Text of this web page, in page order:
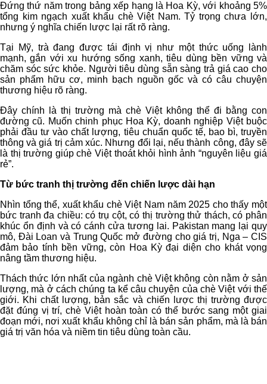
Đứng thứ năm trong bảng xếp hạng là Hoa Kỳ, với khoảng 5%
tổng kim ngạch xuất khẩu chè Việt Nam. Tỷ trọng chưa lớn,
nhưng ý nghĩa chiến lược lại rất rõ ràng.
Tại Mỹ, trà đang được tái định vị như một thức uống lành
mạnh, gắn với xu hướng sống xanh, tiêu dùng bền vững và
chăm sóc sức khỏe. Người tiêu dùng sẵn sàng trả giá cao cho
sản phẩm hữu cơ, minh bạch nguồn gốc và có câu chuyện
thương hiệu rõ ràng.
Đây chính là thị trường mà chè Việt không thể đi bằng con
đường cũ. Muốn chinh phục Hoa Kỳ, doanh nghiệp Việt buộc
phải đầu tư vào chất lượng, tiêu chuẩn quốc tế, bao bì, truyền
thông và giá trị cảm xúc. Nhưng đổi lại, nếu thành công, đây sẽ
là thị trường giúp chè Việt thoát khỏi hình ảnh “nguyên liệu giá
rẻ”.
Từ bức tranh thị trường đến chiến lược dài hạn
Nhìn tổng thể, xuất khẩu chè Việt Nam năm 2025 cho thấy một
bức tranh đa chiều: có trụ cột, có thị trường thử thách, có phân
khúc ổn định và có cánh cửa tương lai. Pakistan mang lại quy
mô, Đài Loan và Trung Quốc mở đường cho giá trị, Nga – CIS
đảm bảo tính bền vững, còn Hoa Kỳ đại diện cho khát vọng
nâng tầm thương hiệu.
Thách thức lớn nhất của ngành chè Việt không còn nằm ở sản
lượng, mà ở cách chúng ta kể câu chuyện của chè Việt với thế
giới. Khi chất lượng, bản sắc và chiến lược thị trường được
đặt đúng vị trí, chè Việt hoàn toàn có thể bước sang một giai
đoạn mới, nơi xuất khẩu không chỉ là bán sản phẩm, mà là bán
giá trị văn hóa và niềm tin tiêu dùng toàn cầu.